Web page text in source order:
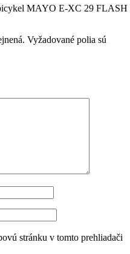
MAYO E-XC 29 FLASH
Vyžadované polia sú
stránku v tomto prehliadači